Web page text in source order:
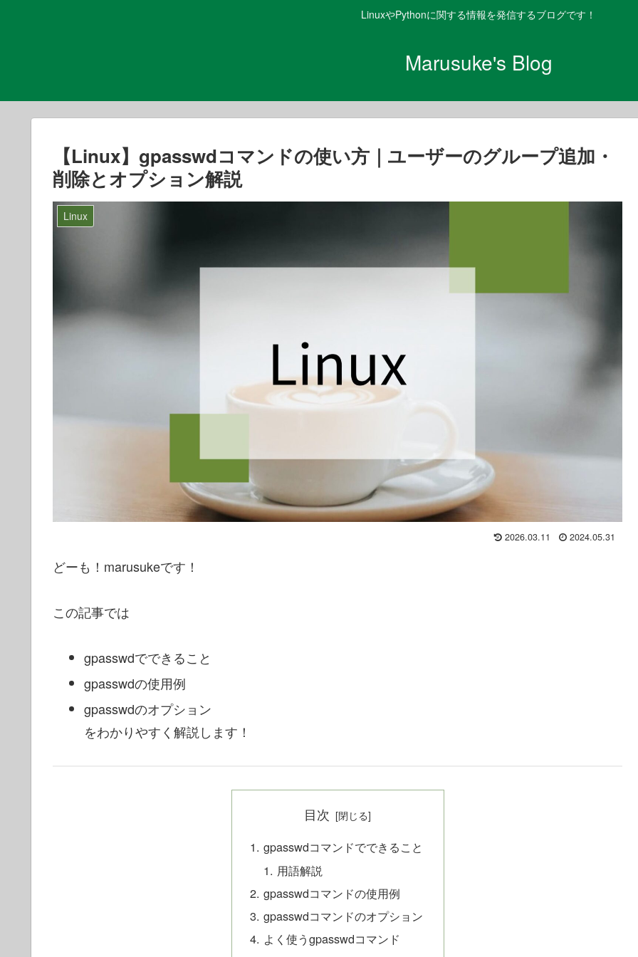
LinuxやPythonに関する情報を発信するブログです！
Marusuke's Blog
【Linux】gpasswdコマンドの使い方｜ユーザーのグループ追加・
削除とオプション解説
Linux
2026.03.11 2024.05.31
どーも！marusukeです！
この記事では
gpasswdでできること
gpasswdの使用例
gpasswdのオプション
をわかりやすく解説します！
目次
gpasswdコマンドでできること
用語解説
gpasswdコマンドの使用例
gpasswdコマンドのオプション
よく使うgpasswdコマンド